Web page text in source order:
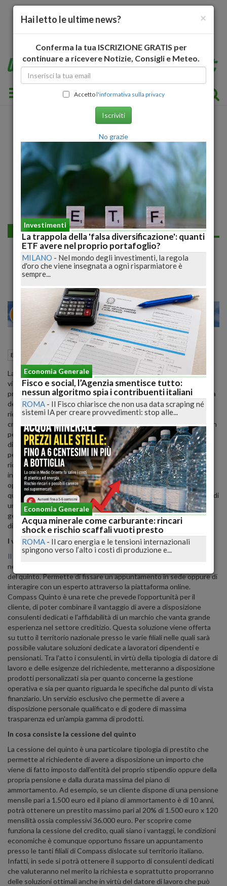
Toggle navigation
Economia generale
Compass Quinto: qual è l'iter per richiedere
il prestito con cessione del quinto?
MILANO 20 26
Economia generale Milano (MI) 22 Novembre 2020 11:27
La Cessione del Quinto è una particolare tipologia di prestito che
viene concessa esclusivamente a lavoratori dipendenti statali e
privati oppure a pensionati. Questo vincolo è diretta conseguenza
del meccanismo che regola la cessione del quinto. In particolare il
richiedente può rivolgersi ad una società operante nel settore
creditizio per ottenere questa tipologia di prestito che prevede un
periodo di ammortamento nel quale ogni singola rata potrà essere
di importo massimo pari al 20% dello stipendio oppure della
pensione percepita. In funzione di ciò è necessario che il
richiedente disponga di un contratto di lavoro a tempo
indeterminato oppure sia un pensionato. Per valutare questa
opportunità che consente di ottenere liquidità per realizzare
qualsiasi progetto, ci si può rivolgere a Compass Quinto. Si tratta di
una rete agenziale targata Compass, nata per gestire questo
genere di prodotto creditizio allo scopo di consentire alla clientela
di accedere agli importi necessari per ogni esigenza.
I vantaggi di Compass Quinto
Il sito CompassQuinto.it
dispone di tutte le informazioni
necessarie per scoprire come richiedere ed ottenere la cessione
del quinto. Permette di fissare un appuntamento in sede oppure di
interagire con un esperto attraverso la piattaforma online.
Compass Quinto è una rete che prevede l'opportunità per il
cliente, di poter combinare il vantaggio di avere a disposizione
consulenti dedicati e l'affidabilità di un marchio che vanta grande
esperienza nel settore creditizio. Questa soluzione viene offerta
su tutto il territorio nazionale presso le varie filiali nelle quali sarà
possibile valutare soluzioni dedicate a lavoratori dipendenti e
pensionati. Tra l'atto i consulenti, in virtù della tipologia di datore di
lavoro e delle esigenze del richiedente, metteranno a disposizione
prodotti personalizzati sia per quanto concerne la gestione
operativa e sia per quanto riguarda le specifiche dal punto di vista
finanziario. Un servizio esclusivo che permette di avere a
disposizione personale qualificato e di godere di massima
trasparenza ed un'ampia gamma di prodotti.
In cosa consiste la cessione del quinto
La cessione del quinto è una particolare tipologia di prestito che
permette al richiedente di avere a disposizione un importo che
viene di fatto imposto dall'entità del proprio stipendio oppure della
propria pensione e dalla durata massima del piano di
ammortamento. Ad esempio, se un cliente dispone di una pensione
mensile pari a 1.500 euro ed il piano di ammortamento è di 10 anni,
potrà ottenere un prestito massimo pari al 20% di 1.500 euro x 120
mensilità ossia complessivi 36.000 euro. Per scoprire come
funziona la cessione del credito, quali siano i vantaggi, le condizioni
economiche è comunque opportuno fissare un appuntamento
presso le tanti filiali di Compass dislocate sul territorio italiano.
Infatti, in sede si potrà ottenere il supporto di consulenti dedicati
che valuteranno nel merito la richiesta e soprattutto proporranno
delle soluzioni ottimali anche in virtù del datore di lavoro che può
×
Hai letto le ultime news?
Conferma la tua ISCRIZIONE GRATIS per
continuare a ricevere Notizie, Consigli e Meteo.
Accettol'informativa sulla privacy
Iscriviti
No grazie
Investimenti
La trappola della 'falsa diversificazione': quanti
ETF avere nel proprio portafoglio?
MILANO - Nel mondo degli investimenti, la regola
d'oro che viene insegnata a ogni risparmiatore è
sempre...
Economia Generale
Fisco e social, l’Agenzia smentisce tutto:
nessun algoritmo spia i contribuenti italiani
ROMA - Il Fisco chiarisce che non usa data scraping né
sistemi IA per creare provvedimenti: stop alle...
Economia Generale
Acqua minerale come carburante: rincari
shock e rischio scaffali vuoti presto
ROMA - Il caro energia e le tensioni internazionali
spingono verso l’alto i costi di produzione e...